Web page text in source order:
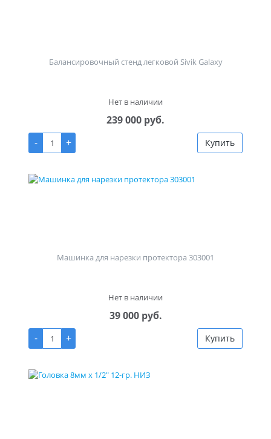
Балансировочный стенд легковой Sivik Galaxy
Нет в наличии
239 000 руб.
-
+ Купить
Машинка для нарезки протектора 303001
Нет в наличии
39 000 руб.
-
+ Купить